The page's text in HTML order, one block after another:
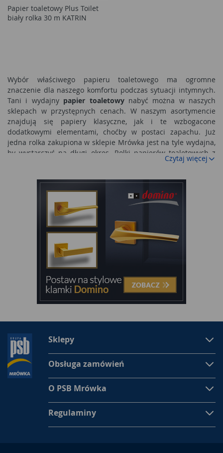
Papier toaletowy Plus Toilet
biały rolka 30 m KATRIN
Wybór właściwego papieru toaletowego ma ogromne
znaczenie dla naszego komfortu podczas sytuacji intymnych.
Tani i wydajny papier toaletowynabyć można w naszych
sklepach w przystępnych cenach. W naszym asortymencie
znajdują się papiery klasyczne, jak i te wzbogacone
dodatkowymi elementami, choćby w postaci zapachu. Już
jedna rolka zakupiona w sklepie Mrówka jest na tyle wydajna,
by wystarczyć na długi okres. Rolki papierów toaletowych z
naszego sklepu charakteryzują się różnym stopniem objętości.
papieru toaletowego, był bardzo szorstki i używanie go nie
było zbyt przyjemnym doświadczeniem dla naszych okolic
intymnych. Dziś, na szczęście możemy zapomnieć o tych
wszystkich niewygodach. Nasz sklep internetowy może
pochwalić się papierami toaletowymi o różnej grubości.
Jednym spodoba siępapier toaletowyo cieńszej strukturze,
inni z kolei zainwestować zdecydują się w papier
wielowarstwowy, przez co bardzo wytrzymały i przyjemny w
Papier toaletowy dla najbardziej wymagających
To żaden problem znaleźć taki wśród naszych produktów.
naszemu magazynowi, można zauważyć, że regały z
papierami toaletowymi mienią się wszystkimi kolorami tęczy.
Zatem z łatwością uda się wybrać określony kolor papieru
toaletowego do kolorystycznego wystroju łazienki. Nasze
papiery toaletowe odznaczają się także bardzo
charakterystycznymi zapachami. Z pewnością przyjemniej
stosuje się papier o zapachu rumiankowym lub zielonej
herbaty, albo cytrynowym, aniżeli zwykły, szary, pozbawiony
woni. Pachnące papiery toaletowe sprawiają, że dyskomfort
przy czynnościach intymnych nieco się zmniejsza i staje
bardziej znośny. Nasze papiery toaletowe są produktami
Czytaj więcej
Sklepy
Obsługa zamówień
O PSB Mrówka
Regulaminy